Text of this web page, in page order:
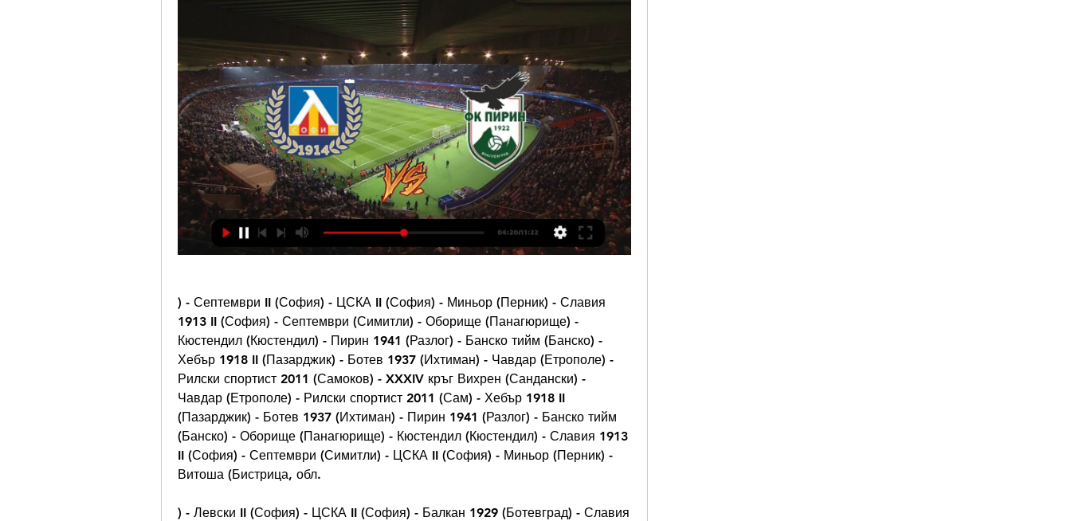
) - Септември II (София) - ЦСКА II (София) - Миньор (Перник) - Славия
1913 II (София) - Септември (Симитли) - Оборище (Панагюрище) -
Кюстендил (Кюстендил) - Пирин 1941 (Разлог) - Банско тийм (Банско) -
Хебър 1918 II (Пазарджик) - Ботев 1937 (Ихтиман) - Чавдар (Етрополе) -
Рилски спортист 2011 (Самоков) - XXXIV кръг Вихрен (Сандански) -
Чавдар (Етрополе) - Рилски спортист 2011 (Сам) - Хебър 1918 II
(Пазарджик) - Ботев 1937 (Ихтиман) - Пирин 1941 (Разлог) - Банско тийм
(Банско) - Оборище (Панагюрище) - Кюстендил (Кюстендил) - Славия 1913
II (София) - Септември (Симитли) - ЦСКА II (София) - Миньор (Перник) -
Витоша (Бистрица, обл.
) - Левски II (София) - ЦСКА II (София) - Балкан 1929 (Ботевград) - Славия